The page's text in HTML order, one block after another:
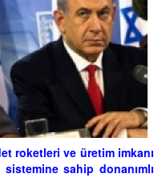
roketleri ve üretim imkanı
sahip donanımlı